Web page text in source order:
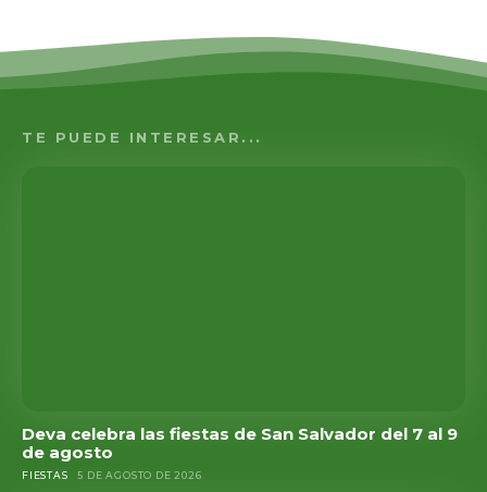
TE PUEDE INTERESAR...
Deva celebra las fiestas de San Salvador del 7 al 9
de agosto
FIESTAS 5 DE AGOSTO DE 2026